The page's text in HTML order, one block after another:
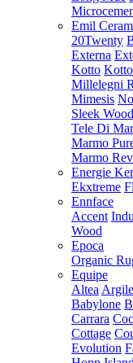
Emil
20Twenty
Externa
Kotto
Millelegni
Mimesis
Sleek Wood
Tele Di
Marmo
Marmo
Energie Ker
Ekxtreme
Ennface
Accent
Wood
Epoca
Organic
Equipe
Altea Argile
Babylone
Carrara
Cottage
Evolution